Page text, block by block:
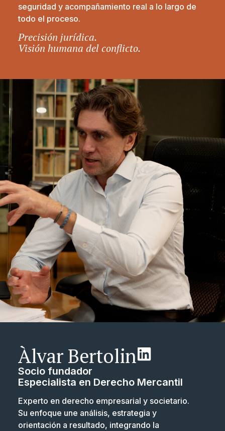
seguridad y acompañamiento real a lo largo de
todo el proceso.
Precisión jurídica.
Visión humana del conflicto.
Àlvar Bertolin
Socio fundador
Especialista en Derecho Mercantil
Experto en derecho empresarial y societario.
Su enfoque une análisis, estrategia y
orientación a resultado, integrando la